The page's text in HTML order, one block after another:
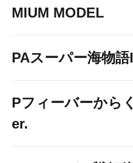
MIUM MODEL
PAスーパー海物
Pフィーバーから
er.